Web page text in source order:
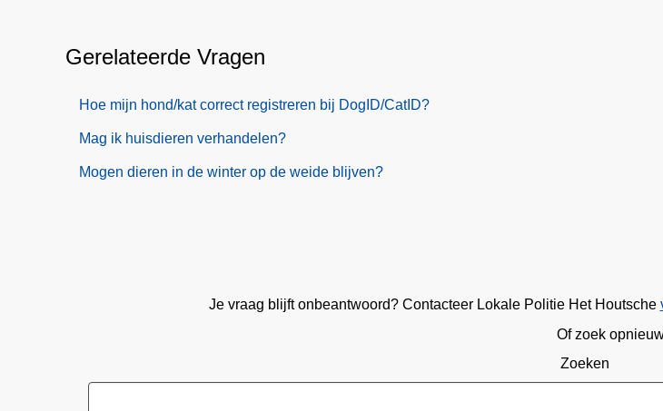
Gerelateerde Vragen
Hoe mijn hond/kat correct registreren bij DogID/CatID?
Mag ik huisdieren verhandelen?
Mogen dieren in de winter op de weide blijven?
Je vraag blijft onbeantwoord? Contacteer Lokale Politie Het Houtsche
Of zoek
Zoeken